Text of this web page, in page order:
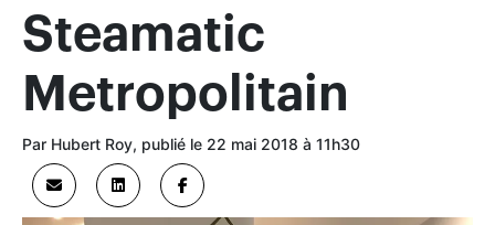
Steamatic
Metropolitain
Par Hubert Roy, publié le 22 mai 2018 à 11h30